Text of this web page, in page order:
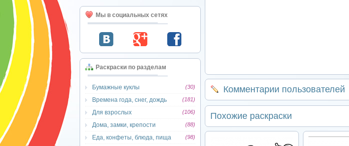
Мы в социальных сетях
Раскраски по разделам
Бумажные куклы (30)
Времена года, снег, дождь (181)
Для взрослых (106)
Дома, замки, крепости (88)
Еда, конфеты, блюда, пища (98)
Комментарии пользователей
Похожие раскраски